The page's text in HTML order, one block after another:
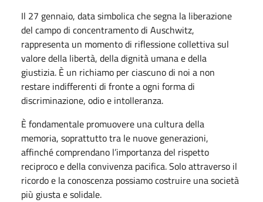
Il 27 gennaio, data simbolica che segna la liberazione
del campo di concentramento di Auschwitz,
rappresenta un momento di riflessione collettiva sul
valore della libertà, della dignità umana e della
giustizia. È un richiamo per ciascuno di noi a non
restare indifferenti di fronte a ogni forma di
discriminazione, odio e intolleranza.
È fondamentale promuovere una cultura della
memoria, soprattutto tra le nuove generazioni,
affinché comprendano l’importanza del rispetto
reciproco e della convivenza pacifica. Solo attraverso il
ricordo e la conoscenza possiamo costruire una società
più giusta e solidale.